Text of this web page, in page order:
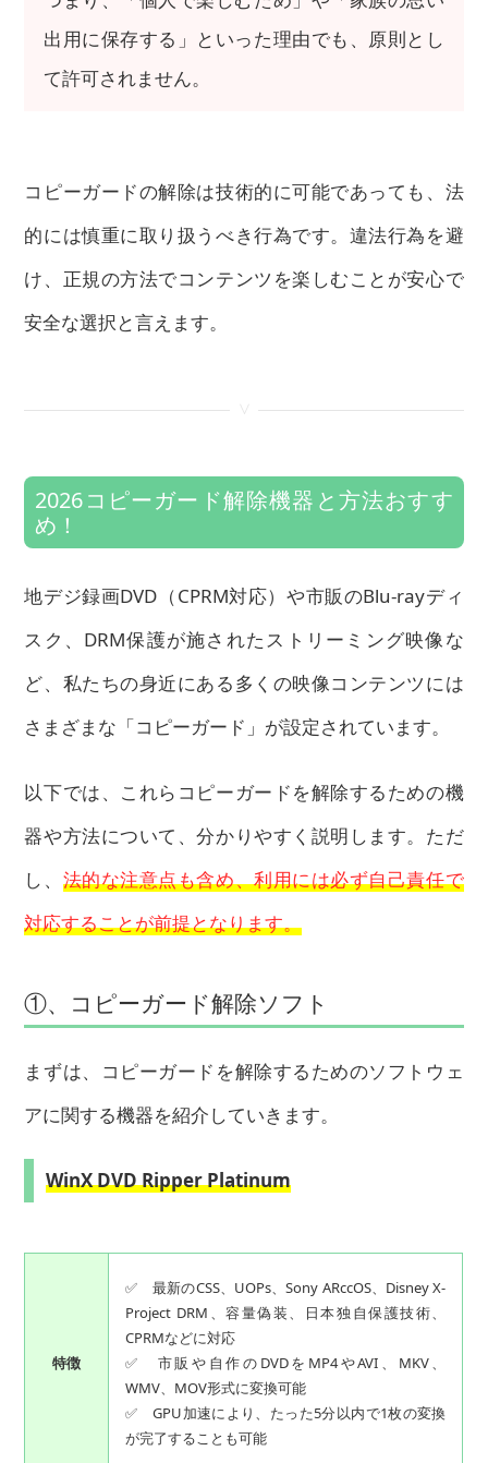
出用に保存する」といった理由でも、原則とし
て許可されません。
コピーガードの解除は技術的に可能であっても、法
的には慎重に取り扱うべき行為です。違法行為を避
け、正規の方法でコンテンツを楽しむことが安心で
安全な選択と言えます。
2026コピーガード解除機器と方法おすす
め！
地デジ録画DVD（CPRM対応）や市販のBlu-rayディ
スク、DRM保護が施されたストリーミング映像な
ど、私たちの身近にある多くの映像コンテンツには
さまざまな「コピーガード」が設定されています。
以下では、これらコピーガードを解除するための機
器や方法について、分かりやすく説明します。ただ
し、 法的な注意点も含め、利用には必ず自己責任で
対応することが前提となります。
①、コピーガード解除ソフト
まずは、コピーガードを解除するためのソフトウェ
アに関する機器を紹介していきます。
WinX DVD Ripper Platinum
特徴
✅ 最新のCSS、UOPs、Sony ARccOS、Disney X-
Project DRM、容量偽装、日本独自保護技術、
CPRMなどに対応
✅ 市販や自作のDVDをMP4やAVI、MKV、
WMV、MOV形式に変換可能
✅ GPU加速により、たった5分以内で1枚の変換
が完了することも可能